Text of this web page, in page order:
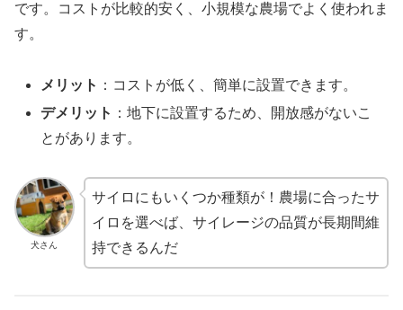
です。コストが比較的安く、小規模な農場でよく使われま
す。
メリット ：コストが低く、簡単に設置できます。
デメリット ：地下に設置するため、開放感がないこ
とがあります。
犬さん
サイロにもいくつか種類が！農場に合ったサ
イロを選べば、サイレージの品質が長期間維
持できるんだ